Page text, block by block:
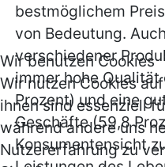
bestmöglichem
von Bedeutung.
verschiedener
immer hohe
Prozent) und eine
Geschäfte (59,8
Konsumentensicht
Wir benutzen Cookies
Wir nutzen Cookies
ihnen sind essenziell
während andere uns
Nutzererfahrung zu